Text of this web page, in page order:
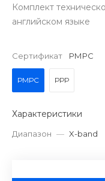
Комплект
английском языке
Сертификат РМРС
РМРС РРР
Характеристики
Диапазон — X-band